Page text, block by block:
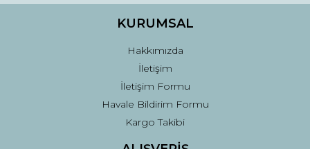
Ürün fiyatı diğer sitelerden daha pahalı.
Gönder
KURUMSAL
Hakkımızda
İletişim
İletişim Formu
Havale Bildirim Formu
Kargo Takibi